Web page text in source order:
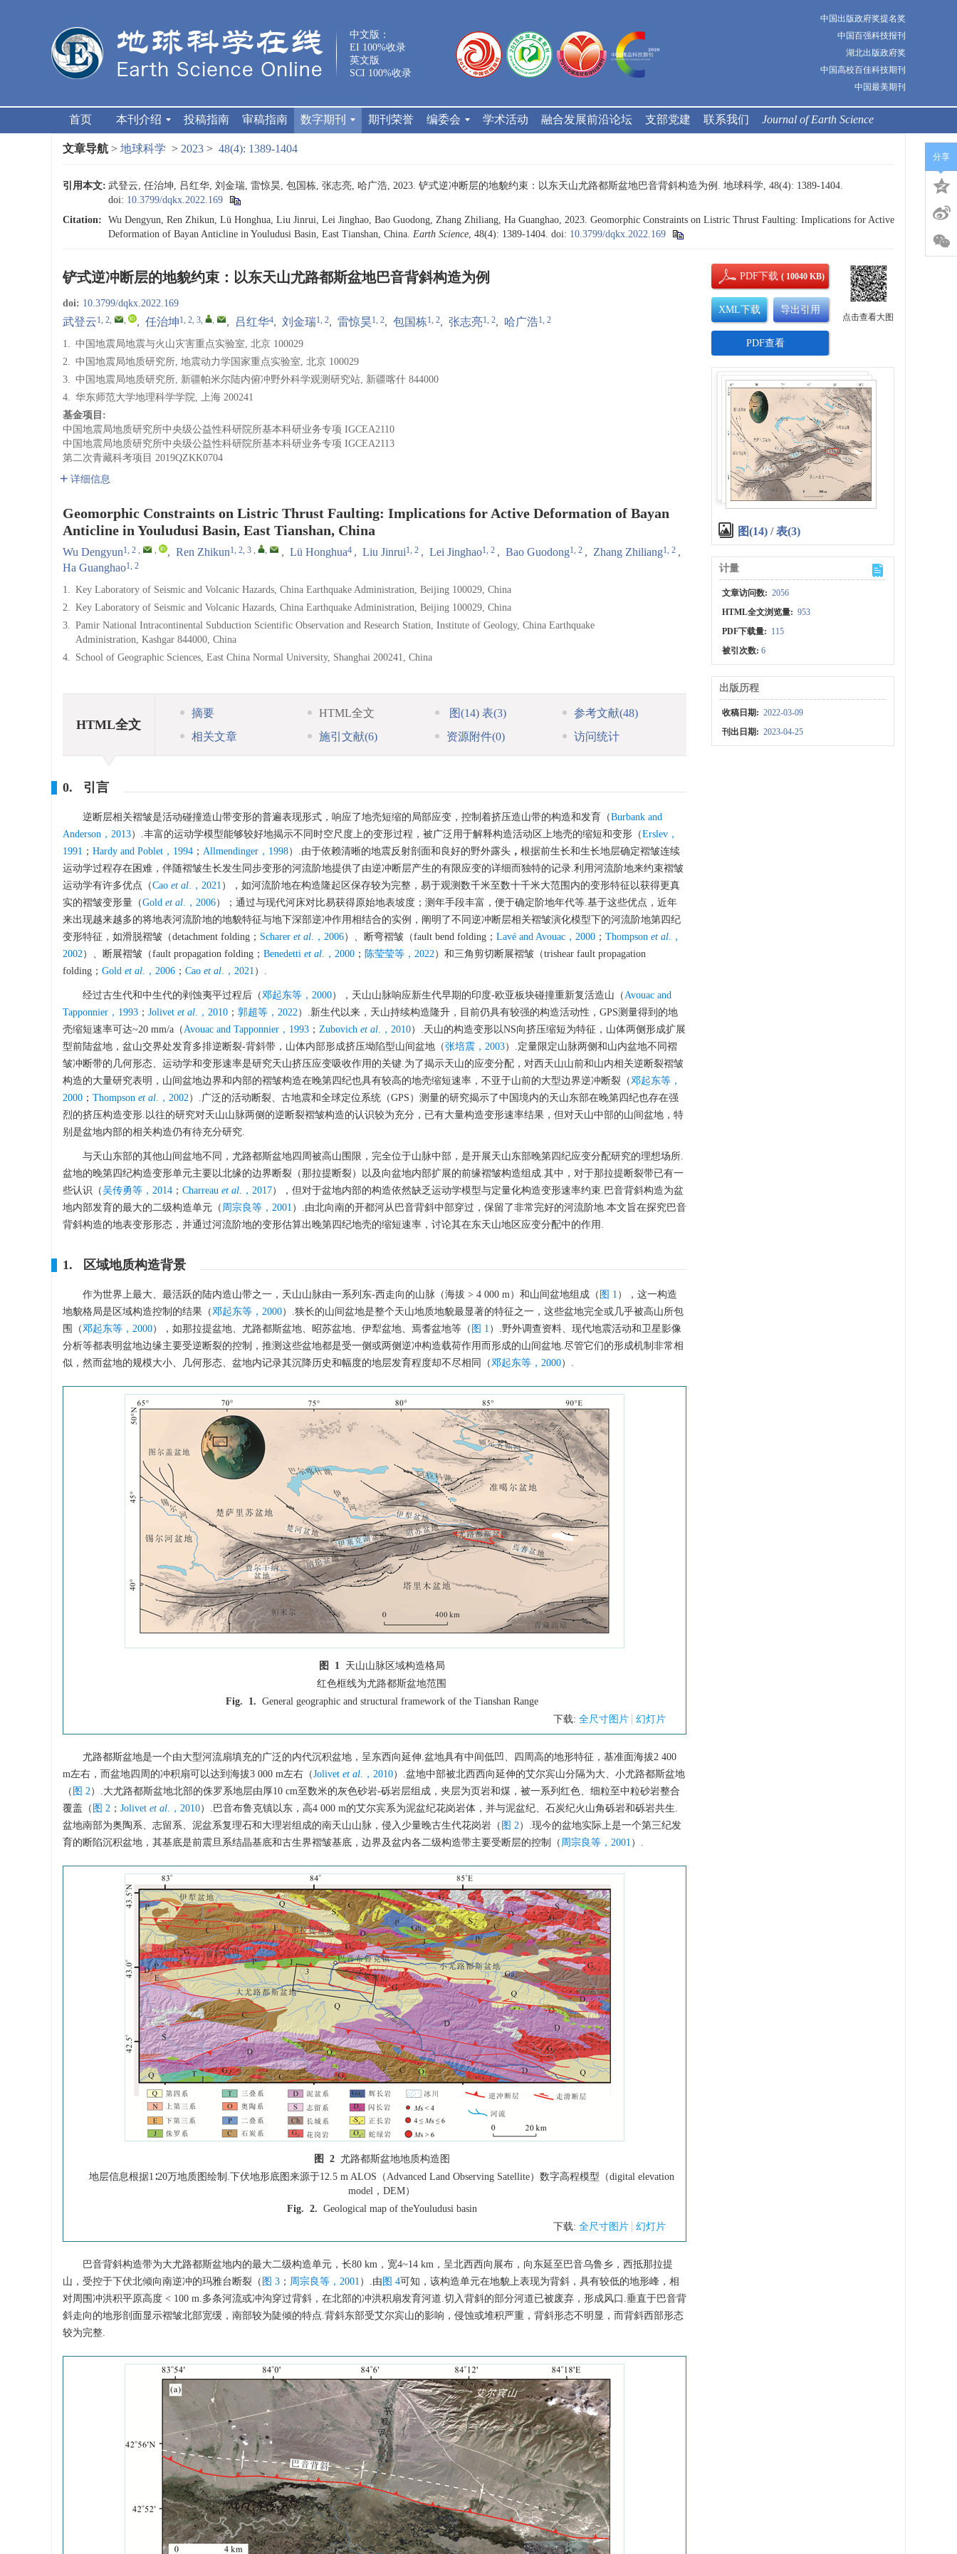
中文版：
EI 100%收录
英文版
SCI 100%收录
中国出版政府奖提名奖
中国百强科技报刊
湖北出版政府奖
中国高校百佳科技期刊
中国最美期刊
首页 本刊介绍 投稿指南 审稿指南 数字期刊 期刊荣誉 编委会 学术活动 融合发展前沿论坛 支部党建 联系我们 Journal of Earth Science
文章导航 > 地球科学 > 2023 > 48(4): 1389-1404
引用本文: 武登云, 任治坤, 吕红华, 刘金瑞, 雷惊昊, 包国栋, 张志亮, 哈广浩, 2023. 铲式逆冲断层的地貌约束：以东天山尤路都斯盆地巴音背斜构造为例. 地球科学, 48(4): 1389-1404.
doi: 10.3799/dqkx.2022.169
Citation:
Wu Dengyun, Ren Zhikun, Lü Honghua, Liu Jinrui, Lei Jinghao, Bao Guodong, Zhang Zhiliang, Ha Guanghao, 2023. Geomorphic Constraints on Listric Thrust Faulting: Implications for Active
Deformation of Bayan Anticline in Youludusi Basin, East Tianshan, China. Earth Science, 48(4): 1389-1404. doi: 10.3799/dqkx.2022.169
铲式逆冲断层的地貌约束：以东天山尤路都斯盆地巴音背斜构造为例
doi: 10.3799/dqkx.2022.169
武登云1, 2, , , 任治坤1, 2, 3, , , 吕红华4, 刘金瑞1, 2, 雷惊昊1, 2, 包国栋1, 2, 张志亮1, 2, 哈广浩1, 2
1. 中国地震局地震与火山灾害重点实验室, 北京 100029
2. 中国地震局地质研究所, 地震动力学国家重点实验室, 北京 100029
3. 中国地震局地质研究所, 新疆帕米尔陆内俯冲野外科学观测研究站, 新疆喀什 844000
4. 华东师范大学地理科学学院, 上海 200241
基金项目:
中国地震局地质研究所中央级公益性科研院所基本科研业务专项 IGCEA2110
中国地震局地质研究所中央级公益性科研院所基本科研业务专项 IGCEA2113
第二次青藏科考项目 2019QZKK0704
详细信息
Geomorphic Constraints on Listric Thrust Faulting: Implications for Active Deformation of Bayan
Anticline in Youludusi Basin, East Tianshan, China
Wu Dengyun1, 2 , , , Ren Zhikun1, 2, 3 , , , Lü Honghua4 , Liu Jinrui1, 2 , Lei Jinghao1, 2 , Bao Guodong1, 2 , Zhang Zhiliang1, 2 ,
Ha Guanghao1, 2
1. Key Laboratory of Seismic and Volcanic Hazards, China Earthquake Administration, Beijing 100029, China
2. Key Laboratory of Seismic and Volcanic Hazards, China Earthquake Administration, Beijing 100029, China
3. Pamir National Intracontinental Subduction Scientific Observation and Research Station, Institute of Geology, China Earthquake
Administration, Kashgar 844000, China
4. School of Geographic Sciences, East China Normal University, Shanghai 200241, China
HTML全文
摘要 HTML全文 图(14) 表(3) 参考文献(48)
相关文章
施引文献(6) 资源附件(0) 访问统计
0. 引言
逆断层相关褶皱是活动碰撞造山带变形的普遍表现形式，响应了地壳短缩的局部应变，控制着挤压造山带的构造和发育（Burbank and
Anderson，2013）.丰富的运动学模型能够较好地揭示不同时空尺度上的变形过程，被广泛用于解释构造活动区上地壳的缩短和变形（Erslev，
1991 ； Hardy and Poblet，1994 ； Allmendinger，1998）.由于依赖清晰的地震反射剖面和良好的野外露头 ， 根据前生长和生长地层确定褶皱连续
运动学过程存在困难，伴随褶皱生长发生同步变形的河流阶地提供了由逆冲断层产生的有限应变的详细而独特的记录.利用河流阶地来约束褶皱
运动学有许多优点（Cao et al.，2021 ），如河流阶地在构造隆起区保存较为完整，易于观测数千米至数十千米大范围内的变形特征以获得更真
实的褶皱变形量（Gold et al.，2006）；通过与现代河床对比易获得原始地表坡度；测年手段丰富，便于确定阶地年代等.基于这些优点，近年
来出现越来越多的将地表河流阶地的地貌特征与地下深部逆冲作用相结合的实例，阐明了不同逆冲断层相关褶皱演化模型下的河流阶地第四纪
变形特征，如滑脱褶皱（detachment folding； Scharer et al.，2006）、断弯褶皱（fault bend folding； Lavé and Avouac，2000 ； Thompson et al.，
2002）、断展褶皱（fault propagation folding； Benedetti et al.，2000 ； 陈莹莹等，2022）和三角剪切断展褶皱（trishear fault propagation
folding； Gold et al.，2006 ； Cao et al.，2021 ）.
经过古生代和中生代的剥蚀夷平过程后（邓起东等，2000），天山山脉响应新生代早期的印度-欧亚板块碰撞重新复活造山（Avouac and
Tapponnier，1993 ； Jolivet et al.，2010 ； 郭超等，2022）.新生代以来，天山持续构造隆升，目前仍具有较强的构造活动性，GPS测量得到的地
壳缩短速率可达~20 mm/a（Avouac and Tapponnier，1993 ； Zubovich et al.，2010）.天山的构造变形以NS向挤压缩短为特征，山体两侧形成扩展
型前陆盆地，盆山交界处发育多排逆断裂-背斜带，山体内部形成挤压坳陷型山间盆地（张培震，2003）.定量限定山脉两侧和山内盆地不同褶
皱冲断带的几何形态、运动学和变形速率是研究天山挤压应变吸收作用的关键.为了揭示天山的应变分配，对西天山山前和山内相关逆断裂褶皱
构造的大量研究表明，山间盆地边界和内部的褶皱构造在晚第四纪也具有较高的地壳缩短速率，不亚于山前的大型边界逆冲断裂（邓起东等，
2000 ； Thompson et al.，2002）.广泛的活动断裂、古地震和全球定位系统（GPS）测量的研究揭示了中国境内的天山东部在晚第四纪也存在强
烈的挤压构造变形.以往的研究对天山山脉两侧的逆断裂褶皱构造的认识较为充分，已有大量构造变形速率结果，但对天山中部的山间盆地，特
别是盆地内部的相关构造仍有待充分研究.
与天山东部的其他山间盆地不同，尤路都斯盆地四周被高山围限，完全位于山脉中部，是开展天山东部晚第四纪应变分配研究的理想场所.
盆地的晚第四纪构造变形单元主要以北缘的边界断裂（那拉提断裂）以及向盆地内部扩展的前缘褶皱构造组成.其中，对于那拉提断裂带已有一
些认识（吴传勇等，2014 ； Charreau et al.，2017），但对于盆地内部的构造依然缺乏运动学模型与定量化构造变形速率约束.巴音背斜构造为盆
地内部发育的最大的二级构造单元（ 周宗良等，2001 ）.由北向南的开都河从巴音背斜中部穿过，保留了非常完好的河流阶地.本文旨在探究巴音
背斜构造的地表变形形态，并通过河流阶地的变形估算出晚第四纪地壳的缩短速率，讨论其在东天山地区应变分配中的作用.
1. 区域地质构造背景
作为世界上最大、最活跃的陆内造山带之一，天山山脉由一系列东-西走向的山脉（海拔 > 4 000 m）和山间盆地组成（ 图 1 ），这一构造
地貌格局是区域构造控制的结果（邓起东等，2000）.狭长的山间盆地是整个天山地质地貌最显著的特征之一，这些盆地完全或几乎被高山所包
围（邓起东等，2000），如那拉提盆地、尤路都斯盆地、昭苏盆地、伊犁盆地、焉耆盆地等（ 图 1 ）.野外调查资料、现代地震活动和卫星影像
分析等都表明盆地边缘主要受逆断裂的控制，推测这些盆地都是受一侧或两侧逆冲构造载荷作用而形成的山间盆地.尽管它们的形成机制非常相
似，然而盆地的规模大小、几何形态、盆地内记录其沉降历史和幅度的地层发育程度却不尽相同（邓起东等，2000）.
图 1
天山山脉区域构造格局
红色框线为尤路都斯盆地范围
Fig. 1. General geographic and structural framework of the Tianshan Range
下载: 全尺寸图片 幻灯片
尤路都斯盆地是一个由大型河流扇填充的广泛的内代沉积盆地，呈东西向延伸.盆地具有中间低凹、四周高的地形特征，基准面海拔2 400
m左右，而盆地四周的冲积扇可以达到海拔3 000 m左右（Jolivet et al.，2010）.盆地中部被北西西向延伸的艾尔宾山分隔为大、小尤路都斯盆地
（ 图 2）.大尤路都斯盆地北部的侏罗系地层由厚10 cm至数米的灰色砂岩-砾岩层组成，夹层为页岩和煤，被一系列红色、细粒至中粒砂岩整合
覆盖（ 图 2 ； Jolivet et al.，2010）.巴音布鲁克镇以东，高4 000 m的艾尔宾系为泥盆纪花岗岩体，并与泥盆纪、石炭纪火山角砾岩和砾岩共生.
盆地南部为奥陶系、志留系、泥盆系复理石和大理岩组成的南天山山脉，侵入少量晚古生代花岗岩（ 图 2）.现今的盆地实际上是一个第三纪发
育的断陷沉积盆地，其基底是前震旦系结晶基底和古生界褶皱基底，边界及盆内各二级构造带主要受断层的控制（ 周宗良等，2001 ）.
图 2 尤路都斯盆地地质构造图
地层信息根据1∶20万地质图绘制.下伏地形底图来源于12.5 m ALOS（Advanced Land Observing Satellite）数字高程模型（digital elevation
model，DEM）
Fig. 2. Geological map of theYouludusi basin
下载: 全尺寸图片 幻灯片
巴音背斜构造带为大尤路都斯盆地内的最大二级构造单元，长80 km，宽4~14 km，呈北西西向展布，向东延至巴音乌鲁乡，西抵那拉提
山，受控于下伏北倾向南逆冲的玛雅台断裂（ 图 3 ； 周宗良等，2001 ）.由 图 4可知，该构造单元在地貌上表现为背斜，具有较低的地形峰，相
对周围冲洪积平原高度 < 100 m.多条河流或冲沟穿过背斜，在北部的冲洪积扇发育河道.切入背斜的部分河道已被废弃，形成风口.垂直于巴音背
斜走向的地形剖面显示褶皱北部宽缓，南部较为陡倾的特点.背斜东部受艾尔宾山的影响，侵蚀或堆积严重，背斜形态不明显，而背斜西部形态
较为完整.
PDF下载( 10040 KB)
XML下载 导出引用
PDF查看
点击查看大图
图(14) /表(3)
计量
文章访问数: 2056
HTML全文浏览量: 953
PDF下载量: 115
被引次数:6
出版历程
收稿日期: 2022-03-09
刊出日期: 2023-04-25
分享